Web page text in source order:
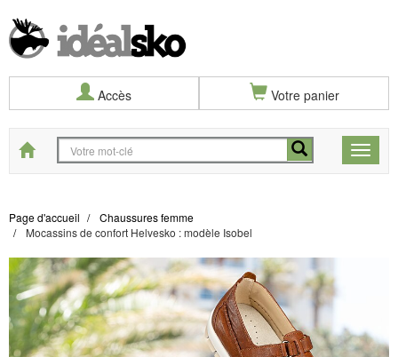
Accès Votre panier
Toggle
Start
Page d'accueil
Chaussures femme
Mocassins de confort Helvesko : modèle Isobel